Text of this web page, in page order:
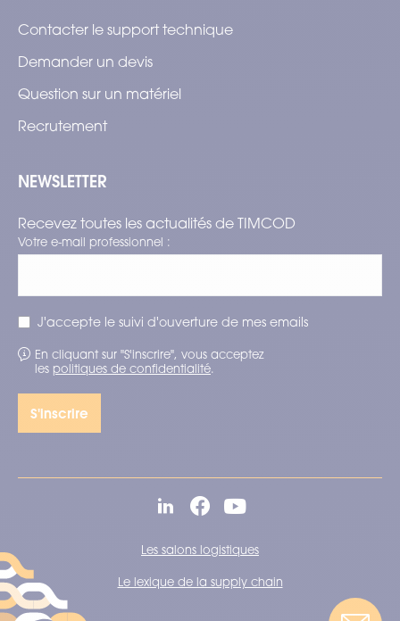
Contacter le support technique
Demander un devis
Question sur un matériel
Recrutement
NEWSLETTER
Recevez toutes les actualités de TIMCOD
Votre e-mail professionnel :
J'accepte le suivi d'ouverture de mes emails
En cliquant sur "S'inscrire", vous acceptez
les politiques de confidentialité.
Les salons logistiques
Le lexique de la supply chain